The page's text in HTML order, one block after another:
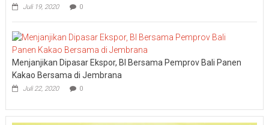
Juli 19, 2020 0
Menjanjikan Dipasar Ekspor, BI Bersama Pemprov Bali Panen
Kakao Bersama di Jembrana
Juli 22, 2020 0